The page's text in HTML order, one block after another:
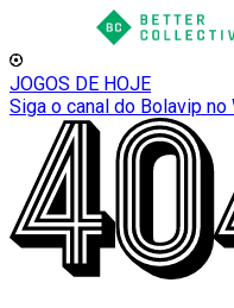
JOGOS DE HOJE
Siga o canal do Bolavip no